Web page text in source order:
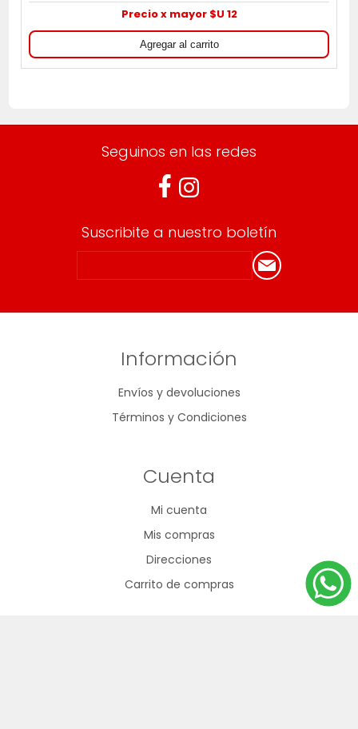
Precio x mayor $U 12
Seguinos en las redes
Suscribite a nuestro boletín
Información
Envíos y devoluciones
Términos y Condiciones
Cuenta
Mi cuenta
Mis compras
Direcciones
Carrito de compras